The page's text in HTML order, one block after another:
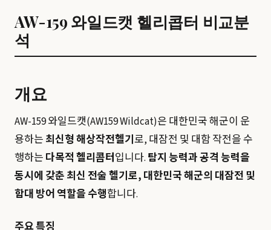
AW-159 와일드캣 헬리콥터 비교분
석
개요
AW-159 와일드캣(AW159 Wildcat)은 대한민국 해군이 운
용하는 최신형 해상작전헬기 로, 대잠전 및 대함 작전을 수
행하는 다목적 헬리콥터 입니다. 탐지 능력과 공격 능력을
동시에 갖춘 최신 전술 헬기로, 대한민국 해군의 대잠전 및
함대 방어 역할을 수행합니다.
주요 특징